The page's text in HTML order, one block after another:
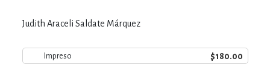
Judith Araceli Saldate Márquez
Impreso $180.00